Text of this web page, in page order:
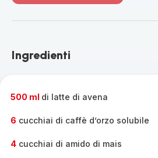
dettagli
la
Ingredienti
500 ml di latte di avena
6 cucchiai di caffè d’orzo solubile
4 cucchiai di amido di mais